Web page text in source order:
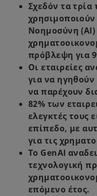
w
t
a
b
w
t
a
b
Σχεδόν τα
Νοημοσύνη (ΑΙ)
πρόβλεψη για
Οι εταιρείες
για να
να παρέχουν
82% των
ελεγκτές τους
επίπεδο, με
για τις
Το GenAI
τεχνολογική
επόμενο έτος.